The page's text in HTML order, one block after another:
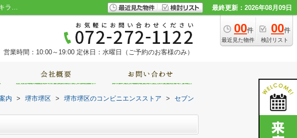
セブンイレブン 堺けやき通り店周辺の物件一覧｜堺市の一人暮らし・ファミリー向け賃貸｜パキラホームズ 株式会社和泉不動産 最終更新：2026年08月09日
00件
最近見た物件
00件
検討リスト
営業時間：10:00～19:00 定休日：水曜日（ご予約のお客様のみ）
内 > 堺市堺区 > 堺市堺区のコンビニエンスストア >
セブン